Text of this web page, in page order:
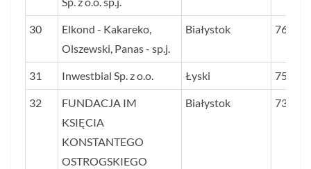
30
Elkond - Kakareko,
Olszewski, Panas - sp.j.
Białystok 76,6
31 Inwestbial Sp. z o.o. Łyski 75,5
32
FUNDACJA IM
KSIĘCIA
KONSTANTEGO
OSTROGSKIEGO
Białystok 73,6